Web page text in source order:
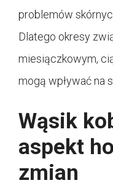
problemów
Dlatego okresy
miesiączkowym,
mogą wpływać na
Wąsik
aspekt
zmian